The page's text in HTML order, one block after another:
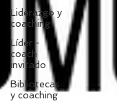
Liderazgo y
coaching
Líder -
coach
invitado
Bibliotecas
y coaching